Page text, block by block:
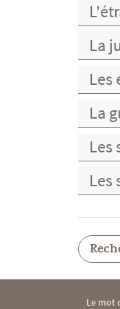
La
Les
La
Les
Les
Menu
Le mot